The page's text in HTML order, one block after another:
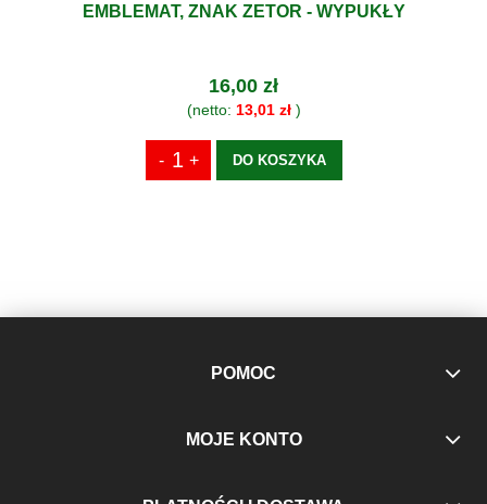
EMBLEMAT, ZNAK ZETOR - WYPUKŁY
16,00 zł
(netto: 13,01 zł)
DO KOSZYKA
POMOC
MOJE KONTO